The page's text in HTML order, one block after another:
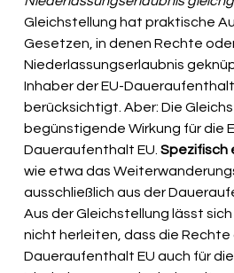
Gleichstellung hat praktische
Gesetzen, in denen Rechte
Niederlassungserlaubnis
Inhaber der EU-
berücksichtigt. Aber: Die
begünstigende Wirkung für die
Daueraufenthalt EU. Spezifisch
wie etwa das
ausschließlich aus der
Aus der Gleichstellung lässt
nicht herleiten, dass die Rechte
Daueraufenthalt EU auch für die